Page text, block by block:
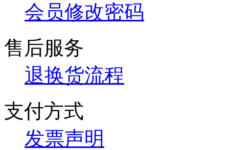
会员修改密码
售后服务
退换货流程
支付方式
发票声明